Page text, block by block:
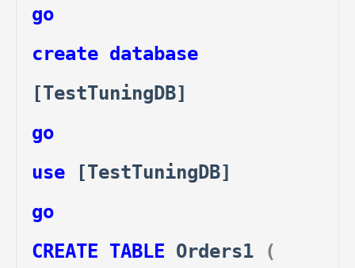
go
create database
[TestTuningDB]
go
use [TestTuningDB]
go
CREATE TABLE Orders1
(